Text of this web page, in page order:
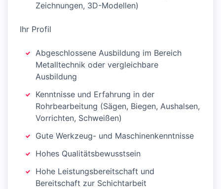
Zeichnungen, 3D-Modellen)
Ihr Profil
Abgeschlossene Ausbildung im Bereich
Metalltechnik oder vergleichbare
Ausbildung
Kenntnisse und Erfahrung in der
Rohrbearbeitung (Sägen, Biegen, Aushalsen,
Vorrichten, Schweißen)
Gute Werkzeug- und Maschinenkenntnisse
Hohes Qualitätsbewusstsein
Hohe Leistungsbereitschaft und
Bereitschaft zur Schichtarbeit